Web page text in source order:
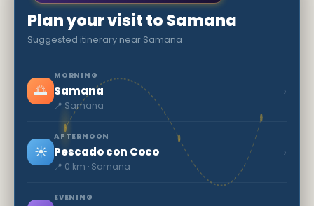
Plan your visit to Samana
Suggested itinerary near Samana
🌅
MORNING
Samana
📍 Samana
›
☀️
AFTERNOON
Pescado con Coco
📍 0 km · Samana
›
EVENING